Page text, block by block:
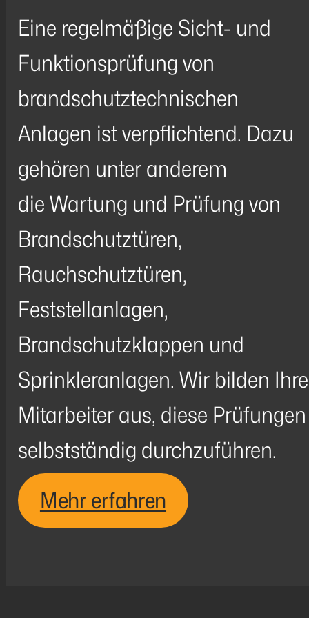
Eine regelmäßige Sicht- und
Funktionsprüfung von
brandschutztechnischen
Anlagen ist verpflichtend. Dazu
gehören unter anderem
die Wartung und Prüfung von
Brandschutztüren,
Rauchschutztüren,
Feststellanlagen,
Brandschutzklappen und
Sprinkleranlagen. Wir bilden Ihre
Mitarbeiter aus, diese Prüfungen
selbstständig durchzuführen.
Mehr erfahren